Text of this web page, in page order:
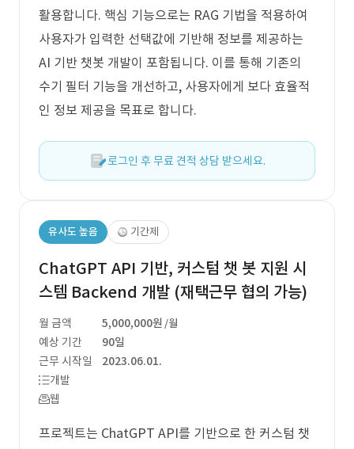
활용합니다. 핵심 기능으로는 RAG 기법을 적용하여
사용자가 입력한 선택값에 기반해 정보를 제공하는
AI 기반 챗봇 개발이 포함됩니다. 이를 통해 기존의
수기 필터 기능을 개선하고, 사용자에게 보다 효율적
인 정보 제공을 목표로 합니다.
로그인 후 무료 견적 상담 받으세요.
유사도 높음 기간제
ChatGPT API 기반, 커스텀 챗 봇 지원 시
스템 Backend 개발 (재택근무 협의 가능)
월 금액 5,000,000원 /월
예상 기간
90일
근무 시작일
2023.06.01.
개발
웹
프로젝트는 ChatGPT API를 기반으로 한 커스텀 챗